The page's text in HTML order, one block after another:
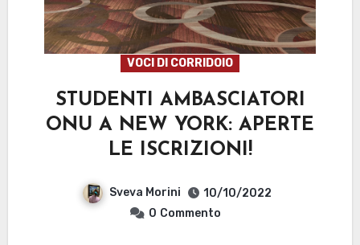
VOCI DI CORRIDOIO
STUDENTI AMBASCIATORI
ONU A NEW YORK: APERTE
LE ISCRIZIONI!
Sveva Morini
10/10/2022
0 Commento